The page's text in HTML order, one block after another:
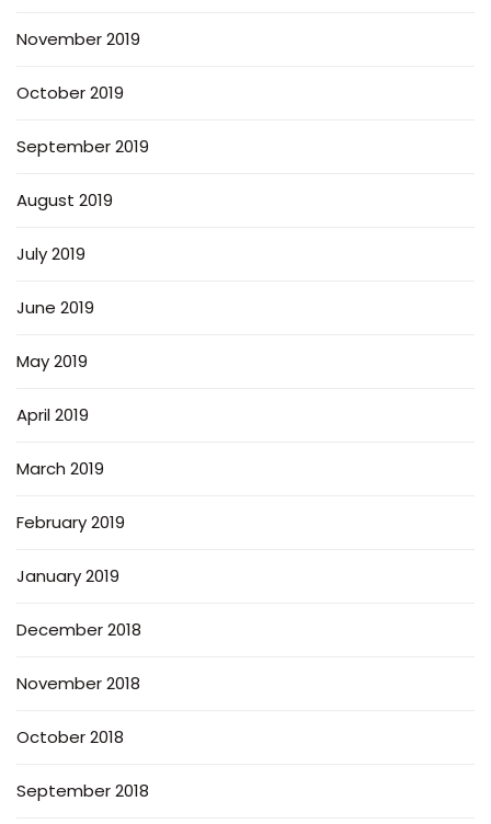
November 2019
October 2019
September 2019
August 2019
July 2019
June 2019
May 2019
April 2019
March 2019
February 2019
January 2019
December 2018
November 2018
October 2018
September 2018